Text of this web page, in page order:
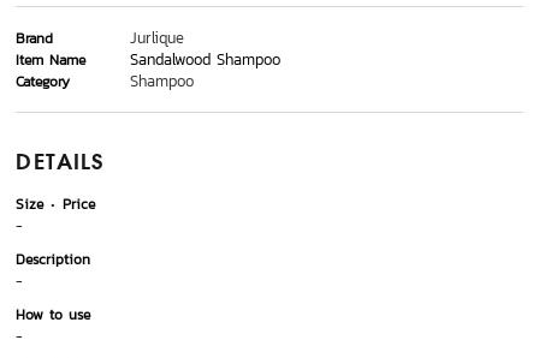
Brand Jurlique
Item Name Sandalwood Shampoo
Category Shampoo
DETAILS
Size
Price
-
Description
-
How to use
-